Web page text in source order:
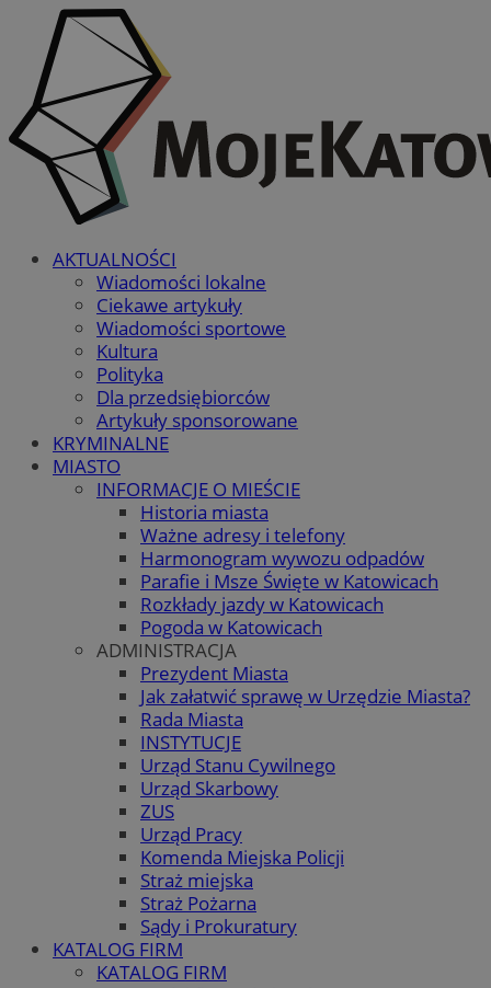
AKTUALNOŚCI
Wiadomości lokalne
Ciekawe artykuły
Wiadomości sportowe
Kultura
Polityka
Dla przedsiębiorców
Artykuły sponsorowane
KRYMINALNE
MIASTO
INFORMACJE O MIEŚCIE
Historia miasta
Ważne adresy i telefony
Harmonogram wywozu odpadów
Parafie i Msze Święte w Katowicach
Rozkłady jazdy w Katowicach
Pogoda w Katowicach
ADMINISTRACJA
Prezydent Miasta
Jak załatwić sprawę w Urzędzie Miasta?
Rada Miasta
INSTYTUCJE
Urząd Stanu Cywilnego
Urząd Skarbowy
ZUS
Urząd Pracy
Komenda Miejska Policji
Straż miejska
Straż Pożarna
Sądy i Prokuratury
KATALOG FIRM
KATALOG FIRM